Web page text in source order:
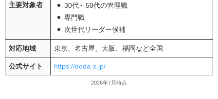
主要対象者
30代～50代の管理職
専門職
次世代リーダー候補
対応地域 東京、名古屋、大阪、福岡など全国
公式サイト https://doda-x.jp/
2026年7月時点